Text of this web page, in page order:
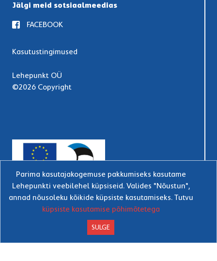
Jälgi meid sotsiaalmeedias
FACEBOOK
Kasutustingimused
Lehepunkt OÜ
©2026 Copyright
Parima kasutajakogemuse pakkumiseks kasutame
Lehepunkti veebilehel küpsiseid. Valides "Nõustun",
annad nõusoleku kõikide küpsiste kasutamiseks. Tutvu
küpsiste kasutamise põhimõtetega
SULGE